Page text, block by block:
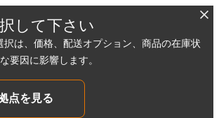
して下さい
択は、価格、配送オプション、商品の在庫状
要因に影響します。
点を見る